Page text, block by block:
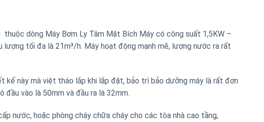
dòng Máy Bơm Ly Tâm Mặt Bích Máy có công suất 1,5KW –
tối đa là 21m³/h. Máy hoạt động mạnh mẽ, lượng nước ra rất
kế này mà việt tháo lắp khi lắp đặt, bảo trì bảo dưỡng máy là rất đơn
đầu vào là 50mm và đầu ra là 32mm.
nước, hoặc phòng cháy chữa cháy cho các tòa nhà cao tầng,